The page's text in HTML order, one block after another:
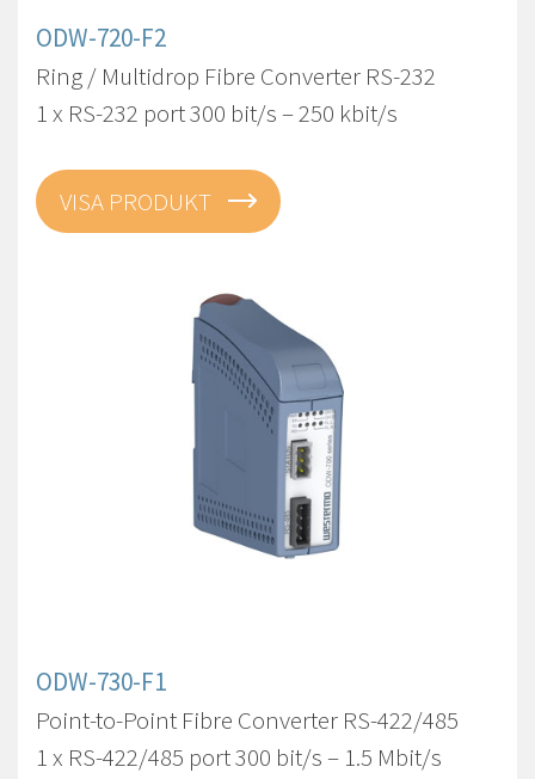
ODW-720-F2
Ring / Multidrop Fibre Converter RS-232
1 x RS-232 port 300 bit/s – 250 kbit/s
VISA PRODUKT
ODW-730-F1
Point-to-Point Fibre Converter RS-422/485
1 x RS-422/485 port 300 bit/s – 1.5 Mbit/s